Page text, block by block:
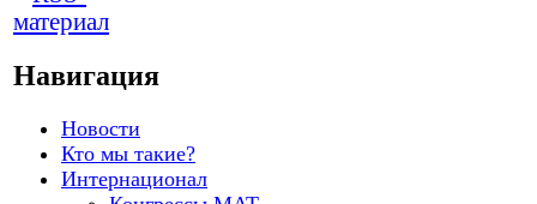
Навигация
Новости
Кто мы такие?
Интернационал